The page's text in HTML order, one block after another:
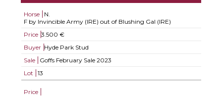
Horse
N.
F by Invincible Army (IRE) out of Blushing Gal (IRE)
Price 3.500 €
Buyer Hyde Park Stud
Sale
Goffs February Sale 2023
Lot
13
Price